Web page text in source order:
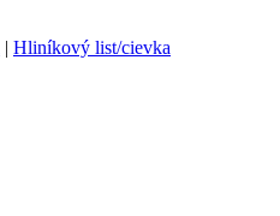
| Hliníkový list/cievka